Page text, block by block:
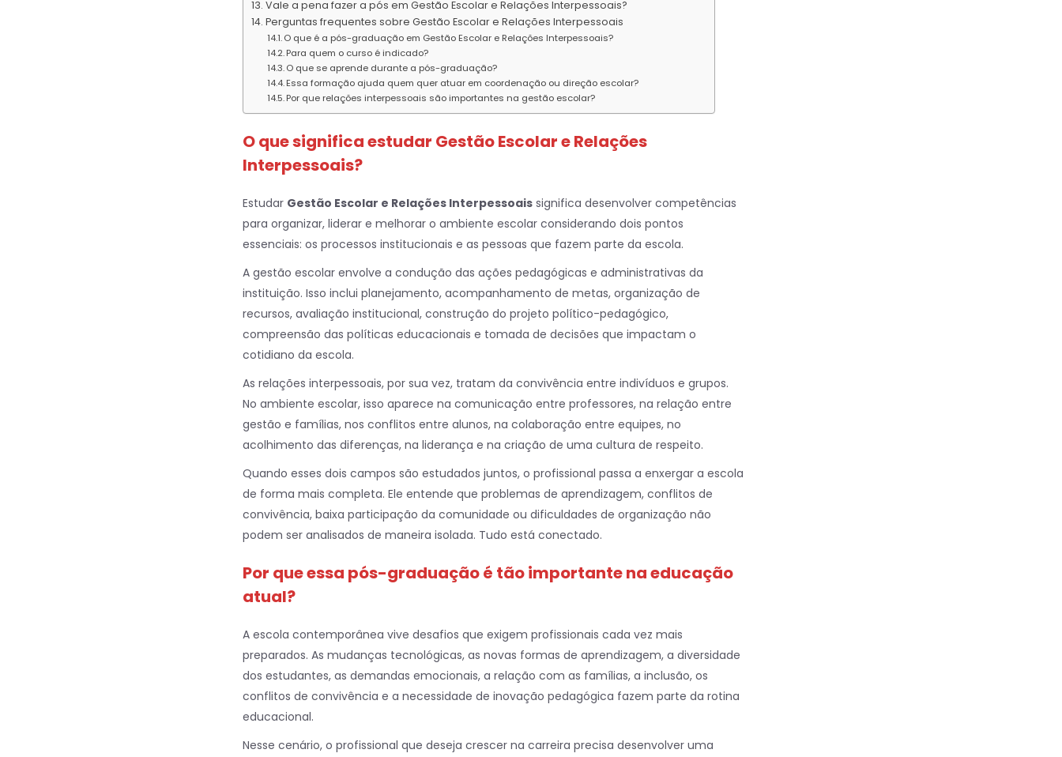
Vale a pena fazer a pós em Gestão Escolar e Relações Interpessoais?
Perguntas frequentes sobre Gestão Escolar e Relações Interpessoais
O que é a pós-graduação em Gestão Escolar e Relações Interpessoais?
Para quem o curso é indicado?
O que se aprende durante a pós-graduação?
Essa formação ajuda quem quer atuar em coordenação ou direção escolar?
Por que relações interpessoais são importantes na gestão escolar?
O que significa estudar Gestão Escolar e Relações
Interpessoais?
Estudar Gestão Escolar e Relações Interpessoais significa desenvolver competências
para organizar, liderar e melhorar o ambiente escolar considerando dois pontos
essenciais: os processos institucionais e as pessoas que fazem parte da escola.
A gestão escolar envolve a condução das ações pedagógicas e administrativas da
instituição. Isso inclui planejamento, acompanhamento de metas, organização de
recursos, avaliação institucional, construção do projeto político-pedagógico,
compreensão das políticas educacionais e tomada de decisões que impactam o
cotidiano da escola.
As relações interpessoais, por sua vez, tratam da convivência entre indivíduos e grupos.
No ambiente escolar, isso aparece na comunicação entre professores, na relação entre
gestão e famílias, nos conflitos entre alunos, na colaboração entre equipes, no
acolhimento das diferenças, na liderança e na criação de uma cultura de respeito.
Quando esses dois campos são estudados juntos, o profissional passa a enxergar a escola
de forma mais completa. Ele entende que problemas de aprendizagem, conflitos de
convivência, baixa participação da comunidade ou dificuldades de organização não
podem ser analisados de maneira isolada. Tudo está conectado.
Por que essa pós-graduação é tão importante na educação
atual?
A escola contemporânea vive desafios que exigem profissionais cada vez mais
preparados. As mudanças tecnológicas, as novas formas de aprendizagem, a diversidade
dos estudantes, as demandas emocionais, a relação com as famílias, a inclusão, os
conflitos de convivência e a necessidade de inovação pedagógica fazem parte da rotina
educacional.
Nesse cenário, o profissional que deseja crescer na carreira precisa desenvolver uma